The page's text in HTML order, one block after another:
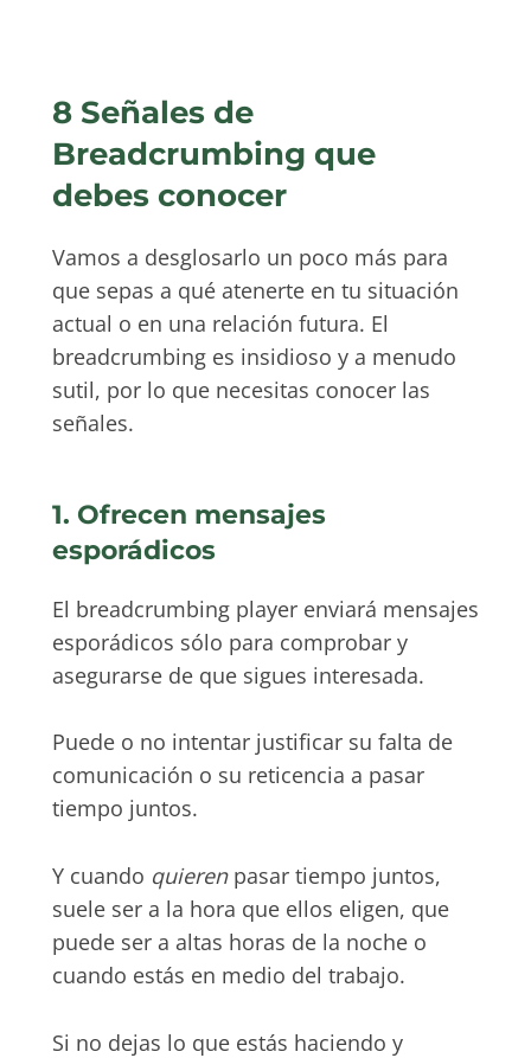
8 Señales de
Breadcrumbing que
debes conocer
Vamos a desglosarlo un poco más para
que sepas a qué atenerte en tu situación
actual o en una relación futura. El
breadcrumbing es insidioso y a menudo
sutil, por lo que necesitas conocer las
señales.
1. Ofrecen mensajes
esporádicos
El breadcrumbing player enviará mensajes
esporádicos sólo para comprobar y
asegurarse de que sigues interesada.
Puede o no intentar justificar su falta de
comunicación o su reticencia a pasar
tiempo juntos.
Y cuando quieren pasar tiempo juntos,
suele ser a la hora que ellos eligen, que
puede ser a altas horas de la noche o
cuando estás en medio del trabajo.
Si no dejas lo que estás haciendo y